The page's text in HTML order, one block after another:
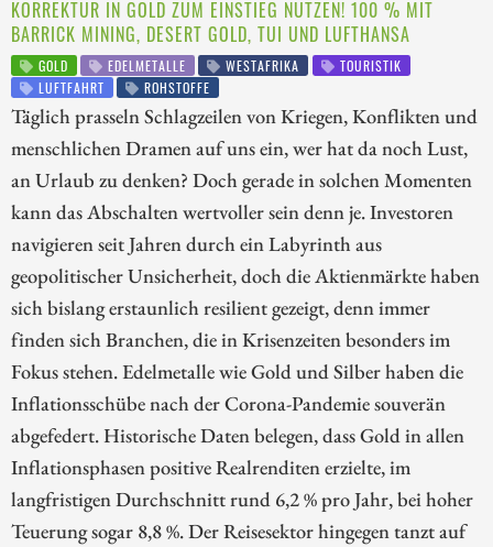
KORREKTUR IN GOLD ZUM EINSTIEG NUTZEN! 100 % MIT
BARRICK MINING, DESERT GOLD, TUI UND LUFTHANSA
GOLD EDELMETALLE WESTAFRIKA
TOURISTIK
LUFTFAHRT
ROHSTOFFE
Täglich prasseln Schlagzeilen von Kriegen, Konflikten und
menschlichen Dramen auf uns ein, wer hat da noch Lust,
an Urlaub zu denken? Doch gerade in solchen Momenten
kann das Abschalten wertvoller sein denn je. Investoren
navigieren seit Jahren durch ein Labyrinth aus
geopolitischer Unsicherheit, doch die Aktienmärkte haben
sich bislang erstaunlich resilient gezeigt, denn immer
finden sich Branchen, die in Krisenzeiten besonders im
Fokus stehen. Edelmetalle wie Gold und Silber haben die
Inflationsschübe nach der Corona-Pandemie souverän
abgefedert. Historische Daten belegen, dass Gold in allen
Inflationsphasen positive Realrenditen erzielte, im
langfristigen Durchschnitt rund 6,2 % pro Jahr, bei hoher
Teuerung sogar 8,8 %. Der Reisesektor hingegen tanzt auf